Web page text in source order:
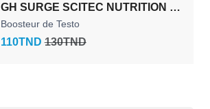
GH SURGE SCITEC NUTRITION -
90CAPSULES
Boosteur de Testo
110TND130TND